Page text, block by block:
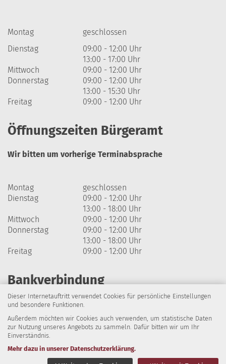
Dieser Internetauftritt verwendet Cookies für persönliche Einstellungen
und besondere Funktionen.
Außerdem möchten wir Cookies auch verwenden, um statistische Daten
zur Nutzung unseres Angebots zu sammeln. Dafür bitten wir um Ihr
Einverständnis.
Mehr dazu in unserer Datenschutzerklärung.
Montag
geschlossen
Dienstag
09:00 - 12:00 Uhr
13:00 - 17:00 Uhr
Mittwoch
09:00 - 12:00 Uhr
Donnerstag
09:00 - 12:00 Uhr
13:00 - 15:30 Uhr
Freitag
09:00 - 12:00 Uhr
Öffnungszeiten Bürgeramt
Wir bitten um vorherige Terminabsprache
Montag
geschlossen
Dienstag
09:00 - 12:00 Uhr
13:00 - 18:00 Uhr
Mittwoch
09:00 - 12:00 Uhr
Donnerstag
09:00 - 12:00 Uhr
13:00 - 18:00 Uhr
Freitag
09:00 - 12:00 Uhr
Bankverbindung
Harzsparkasse
IBAN: DE64 8105 2000 0320 1838 07
BIC: NOLADE21HRZ
Impressum Datenschutz Barrierefreiheit